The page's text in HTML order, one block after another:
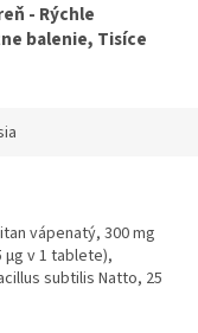
- Rýchle
balenie, Tisíce
vápenatý, 300 mg
µg v 1 tablete),
subtilis Natto, 25